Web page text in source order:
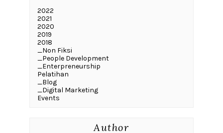
2022
2021
2020
2019
2018
_Non Fiksi
_People Development
_Enterpreneurship
Pelatihan
_Blog
_Digital Marketing
Events
Author